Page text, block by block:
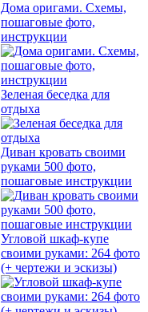
Дома оригами. Схемы,
пошаговые фото,
инструкции
Зеленая беседка для
отдыха
Диван кровать своими
руками 500 фото,
пошаговые инструкции
Угловой шкаф-купе
своими руками: 264 фото
(+ чертежи и эскизы)